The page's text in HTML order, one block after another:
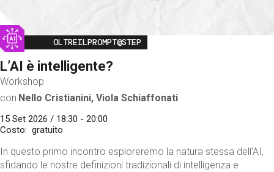
Image
OLTREILPROMPT@STEP
L’AI è intelligente?
Workshop
con Nello Cristianini, Viola Schiaffonati
15 Set 2026 / 18:30 - 20:00
Costo
gratuito
In questo primo incontro esploreremo la natura stessa dell'AI,
sfidando le nostre definizioni tradizionali di intelligenza e